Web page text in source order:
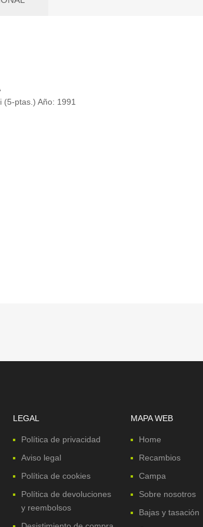
(5-ptas.) Año: 1991
LEGAL
Política de privacidad
Aviso legal
Política de cookies
Política de devoluciones
y reembolsos
MAPA WEB
Home
Recambios
Campa
Sobre nosotros
Bajas y tasación